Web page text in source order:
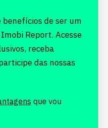
de ser um
Report. Acesse
receba
das nossas
que vou